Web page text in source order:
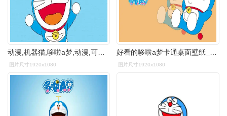
图片尺寸1920x1080 图片尺寸1920x1080